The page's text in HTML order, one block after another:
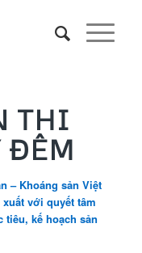
THI
ĐÊM
– Khoáng sản Việt
với quyết tâm
kế hoạch sản